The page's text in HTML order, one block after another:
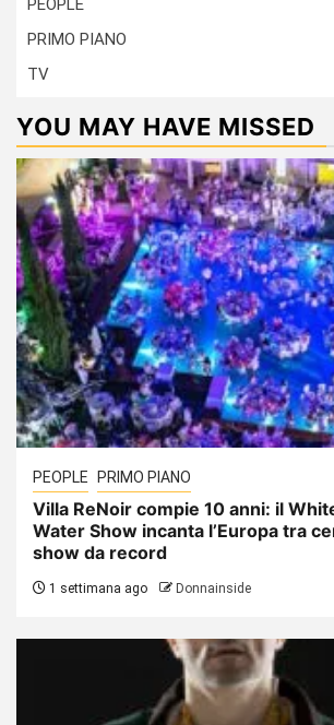
PEOPLE
PRIMO PIANO
TV
YOU MAY HAVE MISSED
PEOPLE PRIMO PIANO
Villa ReNoir compie 10 anni: il
Water Show incanta l’Europa tra
show da record
1 settimana ago Donnainside